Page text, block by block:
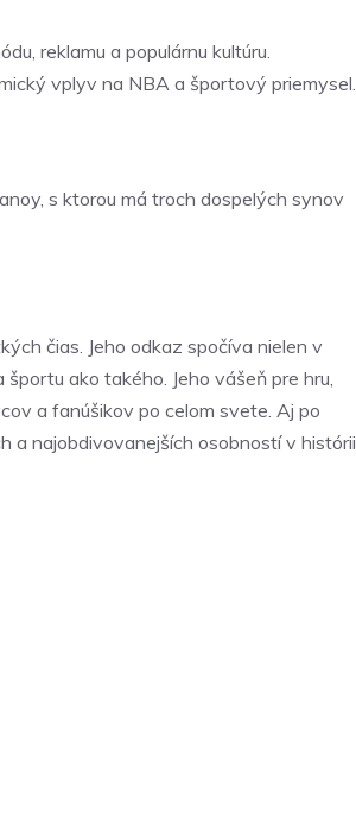
reklamu a populárnu kultúru.
vplyv na NBA a športový priemysel.
s ktorou má troch dospelých synov
čias. Jeho odkaz spočíva nielen v
ako takého. Jeho vášeň pre hru,
a fanúšikov po celom svete. Aj po
a najobdivovanejších osobností v histórii